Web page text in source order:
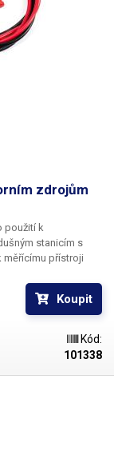
zdrojům
použití k
stanicím s
měřícímu přístroji
provedení
Koupit
Kód:
101338